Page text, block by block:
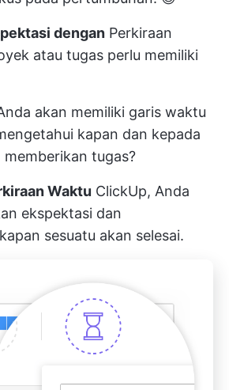
dengan Perkiraan
atau tugas perlu memiliki
akan memiliki garis waktu
kapan dan kepada
memberikan tugas?
Waktu ClickUp, Anda
ekspektasi dan
sesuatu akan selesai.